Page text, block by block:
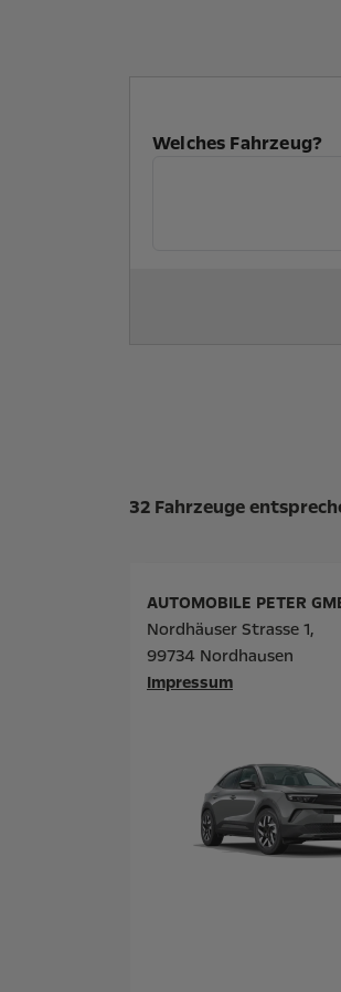
Welches Fahrzeug?
32 Fahrzeuge
AUTOMOBILE PETER
Nordhäuser Strasse 1,
99734 Nordhausen
Impressum